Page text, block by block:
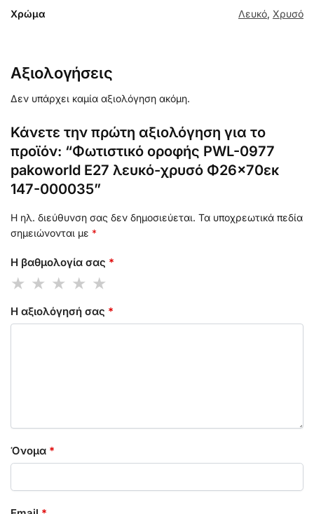
Χρώμα Λευκό, Χρυσό
Αξιολογήσεις
Δεν υπάρχει καμία αξιολόγηση ακόμη.
Κάνετε την πρώτη αξιολόγηση για το
προϊόν: “Φωτιστικό οροφής PWL-0977
pakoworld Ε27 λευκό-χρυσό Φ26×70εκ
147-000035”
Η ηλ. διεύθυνση σας δεν δημοσιεύεται. Τα υποχρεωτικά πεδία
σημειώνονται με *
Η βαθμολογία σας *
Η αξιολόγησή σας *
Όνομα *